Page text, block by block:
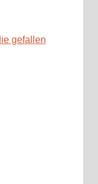
gefallen